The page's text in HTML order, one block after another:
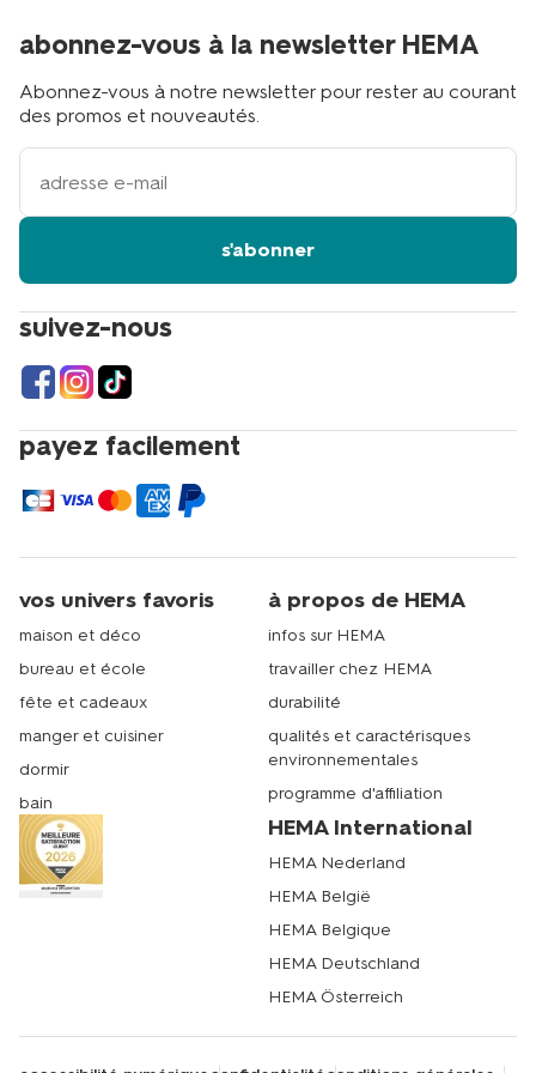
suivez-nous
payez facilement
abonnez-vous à la newsletter HEMA
Abonnez-vous à notre newsletter pour rester au courant
des promos et nouveautés.
votre
adresse
s'abonner
vos univers favoris
maison et déco
bureau et école
fête et cadeaux
manger et cuisiner
dormir
bain
à propos de HEMA
infos sur HEMA
travailler chez HEMA
durabilité
qualités et caractérisques
environnementales
programme d'affiliation
HEMA International
HEMA Nederland
HEMA België
HEMA Belgique
HEMA Deutschland
HEMA Österreich